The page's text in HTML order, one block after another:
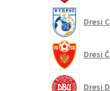
Dresi
Dresi
Dresi